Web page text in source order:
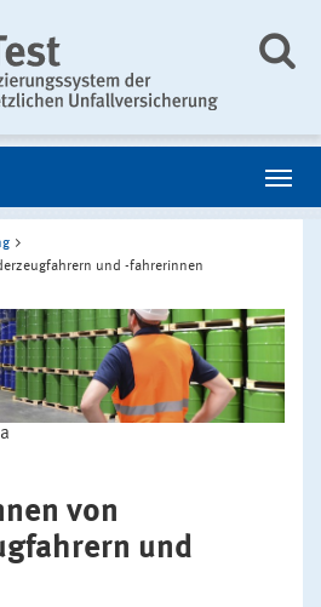
und -fahrerinnen
von
und